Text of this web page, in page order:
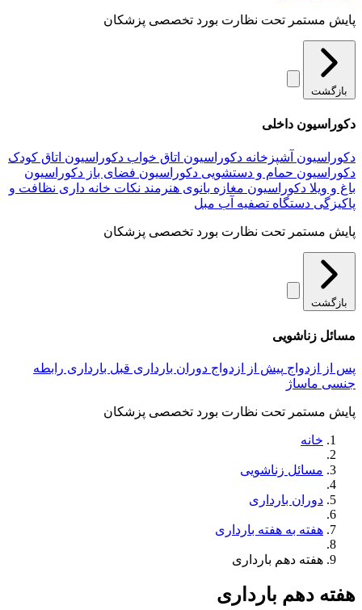
پایش مستمر تحت نظارت بورد تخصصی پزشکان
بازگشت
دکوراسیون داخلی
دکوراسیون آشپزخانه دکوراسیون اتاق خواب دکوراسیون اتاق کودک
دکوراسیون حمام و دستشویی دکوراسیون فضای باز دکوراسیون
باغ و ویلا دکوراسیون مغازه بانوی هنرمند نکات خانه داری نظافت و
پاکیزگی دستگاه تصفیه آب مبل
پایش مستمر تحت نظارت بورد تخصصی پزشکان
بازگشت
مسائل زناشویی
پس از ازدواج پیش از ازدواج دوران بارداری قبل بارداری رابطه
جنسی ماساژ
پایش مستمر تحت نظارت بورد تخصصی پزشکان
خانه
مسائل زناشویی
دوران بارداری
هفته به هفته بارداری
هفته دهم بارداری
هفته دهم بارداری